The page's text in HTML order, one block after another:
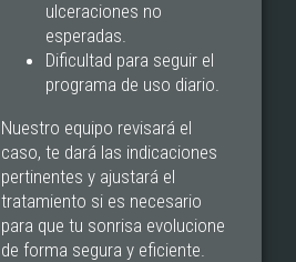
ulceraciones no
esperadas.
Dificultad para seguir el
programa de uso diario.
Nuestro equipo revisará el
caso, te dará las indicaciones
pertinentes y ajustará el
tratamiento si es necesario
para que tu sonrisa evolucione
de forma segura y eficiente.